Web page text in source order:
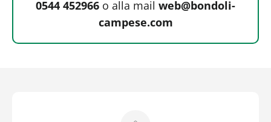
0544 452966 o alla mail web@bondoli-
campese.com